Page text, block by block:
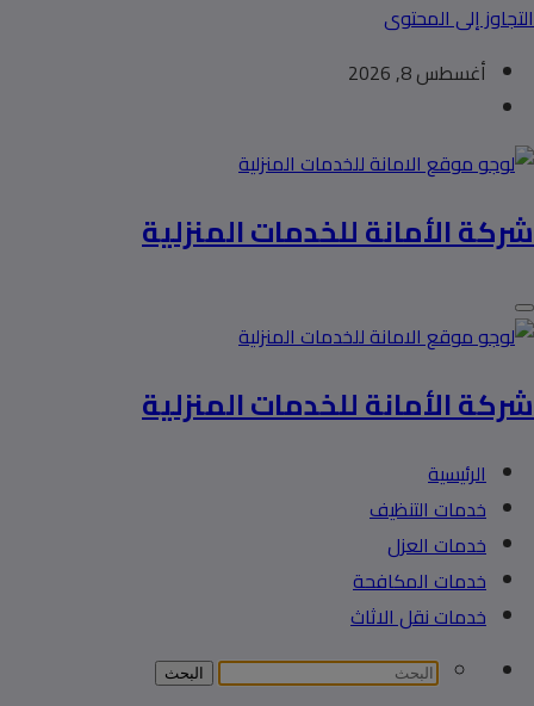
التجاوز إلى المحتوى
أغسطس 8, 2026
شركة الأمانة للخدمات المنزلية
شركة الأمانة للخدمات المنزلية
الرئيسية
خدمات التنظيف
خدمات العزل
خدمات المكافحة
خدمات نقل الاثاث